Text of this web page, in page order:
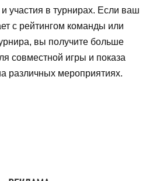
участия в турнирах. Если ваш
с рейтингом команды или
вы получите больше
совместной игры и показа
различных мероприятиях.